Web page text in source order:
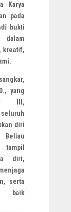
Karya
pada
bukti
dalam
kreatif,
yang
III,
diri
Beliau
diri,
serta
baik